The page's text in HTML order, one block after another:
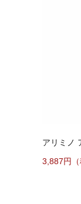
アリミノ
3,887